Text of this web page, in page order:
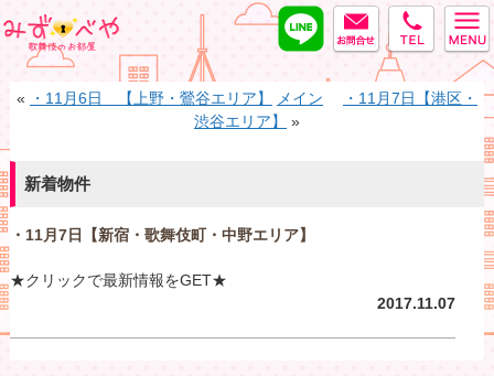
tel
MAIL
LINE
« ・11月6日 【上野・鶯谷エリア】 メイン
・11月7日【港区・
渋谷エリア】
»
新着物件
・11月7日【新宿・歌舞伎町・中野エリア】
★クリックで最新情報をGET★
2017.11.07